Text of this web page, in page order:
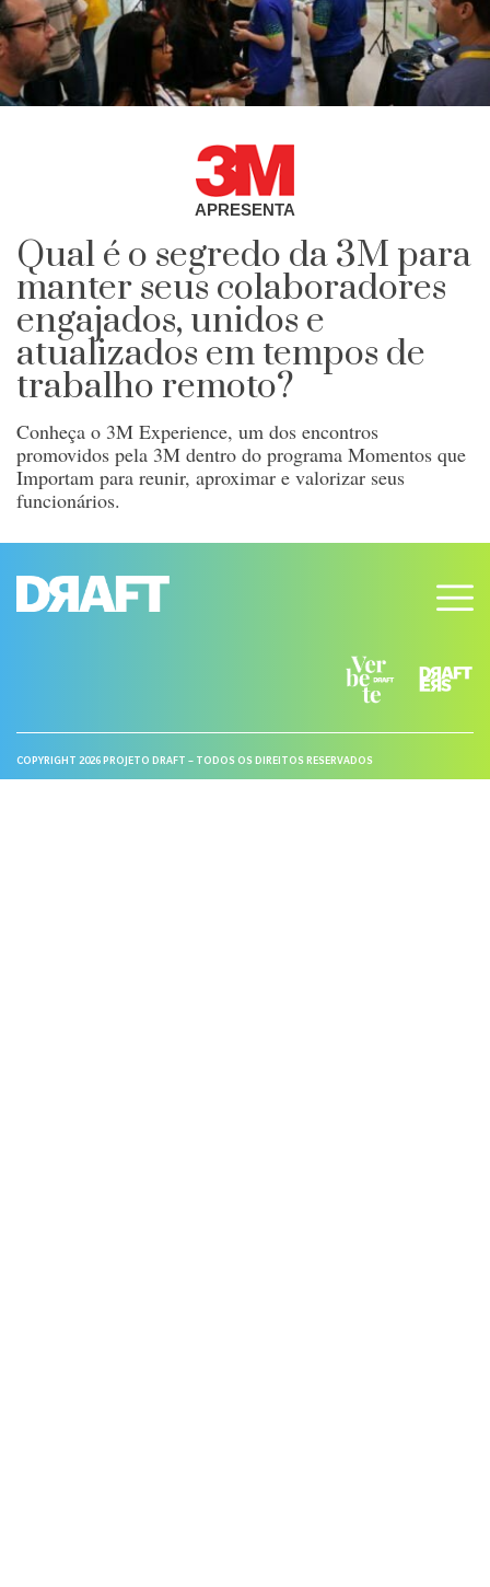
APRESENTA
Qual é o segredo da 3M para
manter seus colaboradores
engajados, unidos e
atualizados em tempos de
trabalho remoto?
Conheça o 3M Experience, um dos encontros
promovidos pela 3M dentro do programa Momentos que
Importam para reunir, aproximar e valorizar seus
funcionários.
COPYRIGHT 2026 PROJETO DRAFT – TODOS OS DIREITOS RESERVADOS